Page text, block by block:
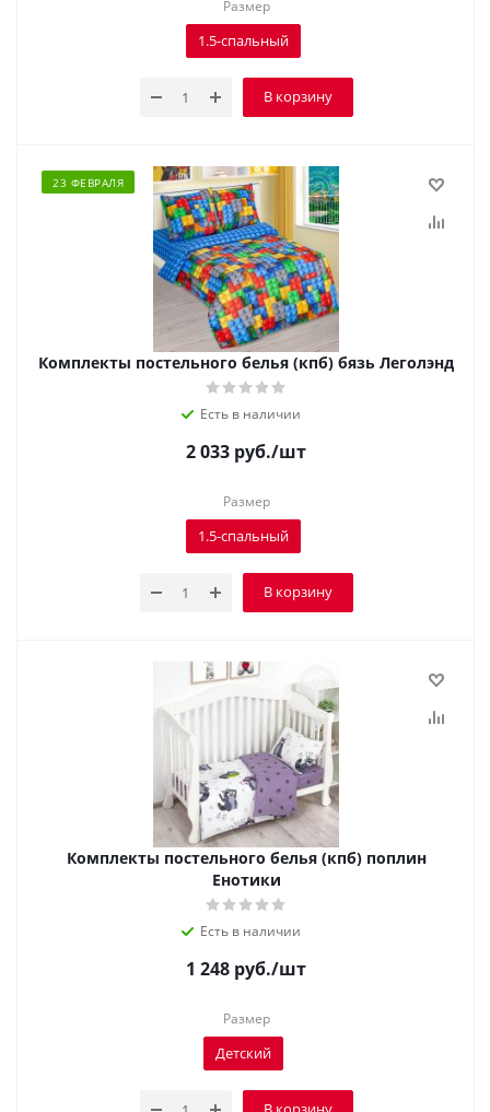
Размер
1.5-спальный
В корзину
23 ФЕВРАЛЯ
Комплекты постельного белья (кпб) бязь Леголэнд
Есть в наличии
2 033 руб./шт
Размер
1.5-спальный
В корзину
Комплекты постельного белья (кпб) поплин
Енотики
Есть в наличии
1 248 руб./шт
Размер
Детский